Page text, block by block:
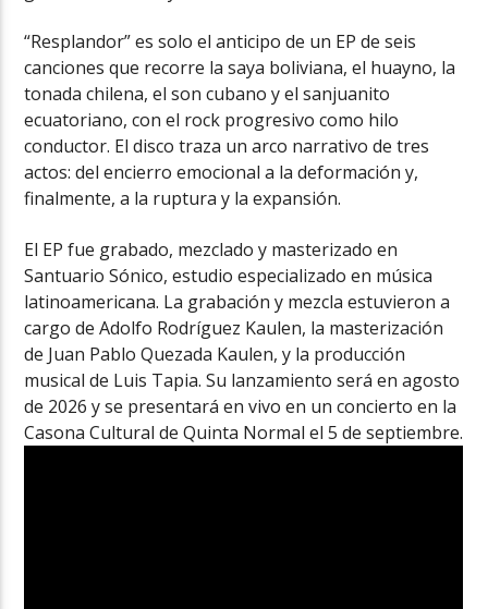
“Resplandor” es solo el anticipo de un EP de seis
canciones que recorre la saya boliviana, el huayno, la
tonada chilena, el son cubano y el sanjuanito
ecuatoriano, con el rock progresivo como hilo
conductor. El disco traza un arco narrativo de tres
actos: del encierro emocional a la deformación y,
finalmente, a la ruptura y la expansión.
El EP fue grabado, mezclado y masterizado en
Santuario Sónico, estudio especializado en música
latinoamericana. La grabación y mezcla estuvieron a
cargo de Adolfo Rodríguez Kaulen, la masterización
de Juan Pablo Quezada Kaulen, y la producción
musical de Luis Tapia. Su lanzamiento será en agosto
de 2026 y se presentará en vivo en un concierto en la
Casona Cultural de Quinta Normal el 5 de septiembre.